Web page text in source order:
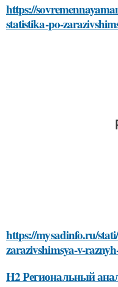
https://
statistika-po-
https://mysadinfo.ru/
zarazivshimsya-v-
H2 Региональный